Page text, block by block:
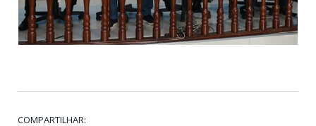
COMPARTILHAR: